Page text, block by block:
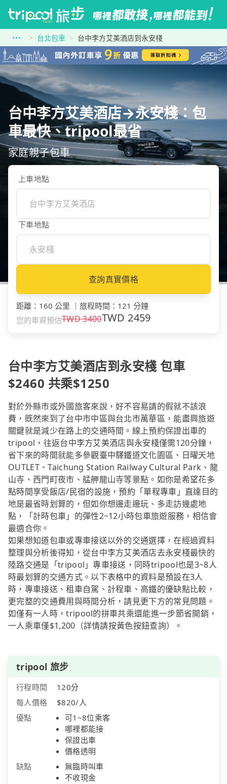
台北包車 台中李方艾美酒店到永安棧
台中李方艾美酒店→永安棧：包
車最快、tripool最省
家庭親子包車
上車地點
下車地點
查詢真實價格
距離 ： 160 公里 旅程時間 ： 121 分鐘
您的車資預估TWD3400TWD 2459
台中李方艾美酒店到永安棧 包車
$2460 共乘$1250
對於外縣市或外國旅客來說，好不容易請的假就不該浪
費，既然來到了台中市中區與台北市萬華區，能盡興旅遊
關鍵就是減少在路上的交通時間。線上預約保證出車的
tripool，往返台中李方艾美酒店與永安棧僅需120分鐘，
省下來的時間就能多參觀臺中驛鐵道文化園區、日曜天地
OUTLET、Taichung Station Railway Cultural Park、龍
山寺、西門町夜市、艋舺龍山寺等景點。如你是希望花多
點時間享受飯店/民宿的設施，預約「單程專車」直達目的
地是最省時划算的，但如你想邊走邊玩、多走訪幾處地
點，「計時包車」的彈性2~12小時包車旅遊服務，相信會
最適合你。
如果想知道包車或專車接送以外的交通選擇，在經過資料
整理與分析後得知，從台中李方艾美酒店去永安棧最快的
陸路交通是「tripool」專車接送，同時tripool也是3~8人
時最划算的交通方式。以下表格中的資料是預設在3人
時，專車接送、租車自駕、計程車、高鐵的優缺點比較，
更完整的交通費用與時間分析，請見更下方的常見問題。
如僅有一人時，tripool的拼車共乘還能進一步節省開銷，
一人乘車僅$1,200（詳情請按黃色按鈕查詢）。
tripool 旅步
行程時間
120分
每人價格
$820/人
優點
可1~8位乘客
哪裡都能接
保證出車
價格透明
缺點
無臨時叫車
不收現金